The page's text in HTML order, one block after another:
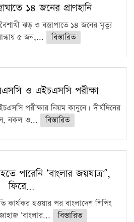
১৪ জনের প্রাণহানি
ঝড় ও বজ্রাপাতে ১৪ জনের মৃত্যু
৫ জন,...
বিস্তারিত
ও এইচএসসি পরীক্ষা
পরীক্ষার নিয়ম কানুনে। দীর্ঘদিনের
নকল ও...
বিস্তারিত
পারেনি ‘বাংলার জয়যাত্রা’,
ফিরে…
কার্যকর হওয়ার পর বাংলাদেশ শিপিং
‘বাংলার...
বিস্তারিত